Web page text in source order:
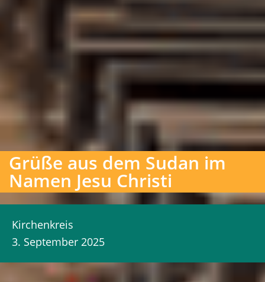
Grüße aus dem Sudan im
Namen Jesu Christi
Kirchenkreis
3. September 2025